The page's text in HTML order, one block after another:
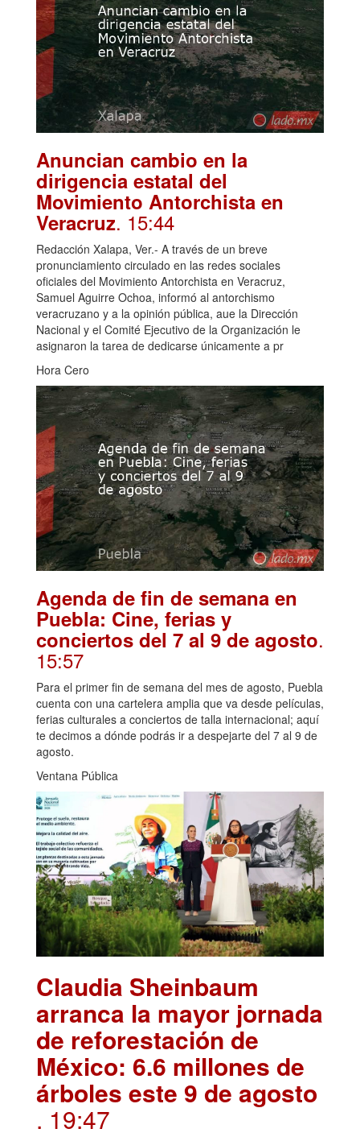
Anuncian cambio en la
dirigencia estatal del
Movimiento Antorchista en
Veracruz. 15:44
Redacción Xalapa, Ver.- A través de un breve
pronunciamiento circulado en las redes sociales
oficiales del Movimiento Antorchista en Veracruz,
Samuel Aguirre Ochoa, informó al antorchismo
veracruzano y a la opinión pública, aue la Dirección
Nacional y el Comité Ejecutivo de la Organización le
asignaron la tarea de dedicarse únicamente a pr
Hora Cero
Agenda de fin de semana en
Puebla: Cine, ferias y
conciertos del 7 al 9 de agosto.
15:57
Para el primer fin de semana del mes de agosto, Puebla
cuenta con una cartelera amplia que va desde películas,
ferias culturales a conciertos de talla internacional; aquí
te decimos a dónde podrás ir a despejarte del 7 al 9 de
agosto.
Ventana Pública
Claudia Sheinbaum
arranca la mayor jornada
de reforestación de
México: 6.6 millones de
árboles este 9 de agosto
. 19:47